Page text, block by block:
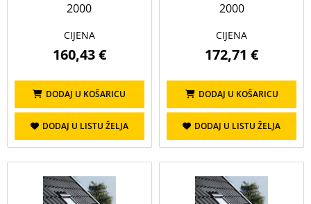
2000
CIJENA
160,43 €
DODAJ U KOŠARICU
DODAJ U LISTU ŽELJA
2000
CIJENA
172,71 €
DODAJ U KOŠARICU
DODAJ U LISTU ŽELJA